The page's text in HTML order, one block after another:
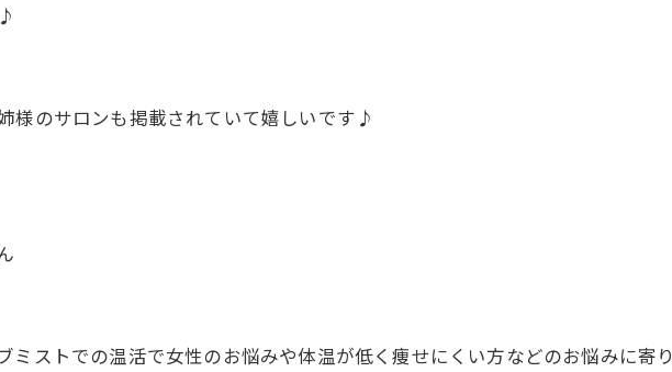
様のサロンも掲載されていて嬉しいです♪
ミストでの温活で女性のお悩みや体温が低く痩せにくい方などのお悩みに寄